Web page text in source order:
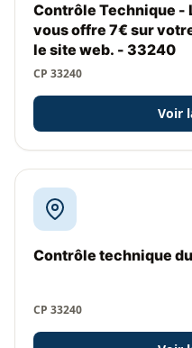
Contrôle Technique -
vous offre 7€ sur
le site web. - 33240
CP 33240
Voir
Contrôle technique
CP 33240